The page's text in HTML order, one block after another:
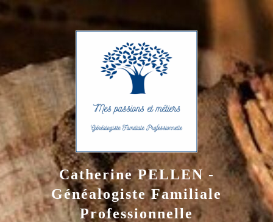
Catherine PELLEN -
Généalogiste Familiale
Professionnelle